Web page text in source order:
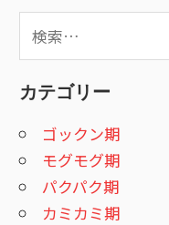
ビ
ゲ
ー
シ
ョ
ン
稿:
索:
カテゴリー
ゴックン期
モグモグ期
パクパク期
カミカミ期